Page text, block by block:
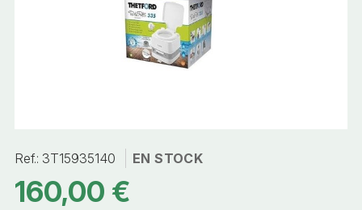
Ref.: 3T15935140 EN STOCK
160,00 €